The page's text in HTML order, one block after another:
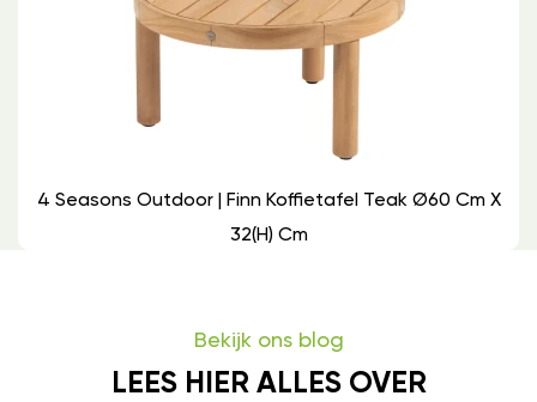
4 Seasons Outdoor | Finn Koffietafel Teak Ø60 Cm X
32(h) Cm
Bekijk ons blog
LEES HIER ALLES OVER